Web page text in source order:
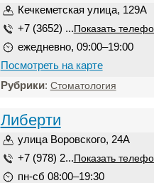
Кечкеметская улица, 129А
+7 (3652) ... Показать
ежедневно, 09:00–19:00
Посмотреть на карте
Рубрики: Стоматология
Либерти
улица Воровского, 24А
+7 (978) 2... Показать
пн-сб 08:00–19:30